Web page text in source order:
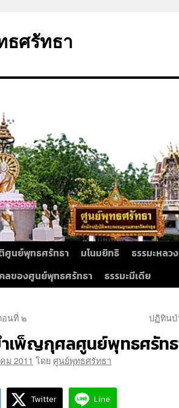
ธศรัทธา
ศูนย์พุทธศรัทธา มโนมยิทธิ
ธรรมะหลว
ลของศูนย์พุทธศรัทธา
ธรรมะมีเดีย
อนที่ ๒ ปฏิทิน
เพ็ญกุศลศูนย์พุทธศรัท
ม 2011 โดยศูนย์พุทธศรัทธา
Twitter Line